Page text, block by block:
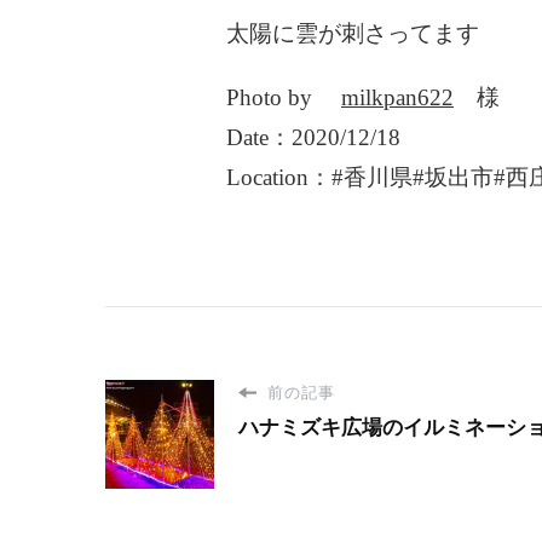
太陽に雲が刺さってます
Photo by milkpan622 様
Date：2020/12/18
Location：#香川県#坂出市#西
前の記事
ハナミズキ広場のイルミネーシ